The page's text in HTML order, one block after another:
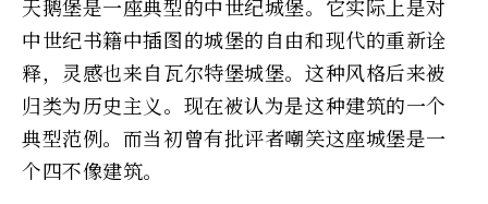
天鹅堡是一座典型的中世纪城堡。它实际上是对
中世纪书籍中插图的城堡的自由和现代的重新诠
释，灵感也来自瓦尔特堡城堡。这种风格后来被
归类为历史主义。现在被认为是这种建筑的一个
典型范例。而当初曾有批评者嘲笑这座城堡是一
个四不像建筑。